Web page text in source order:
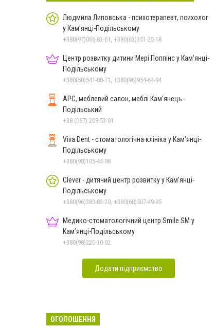
Людмила Липовська - психотерапевт, психолог
у Кам'янці-Подільському
+380(97)066-83-61, +380(63)351-25-18
Центр розвитку дитини Мері Поппінс у Кам'янці-
Подільському
+380(50)541-88-71, +380(96)954-64-94
АРС, меблевий салон, меблі Кам'янець-
Подільський
+38 (067) 208-53-01
Viva Dent - стоматологічна клініка у Кам'янці-
Подільському
+380(98)105-44-98
Clever - дитячий центр розвитку у Кам’янці-
Подільському
+380(96)383-83-20, +380(68)507-49-95
Медико-стоматологічний центр Smile SM у
Кам’янці-Подільському
+380(98)220-10-02
Додати підприємство
ОГОЛОШЕННЯ